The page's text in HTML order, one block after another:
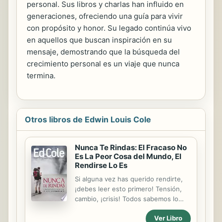
personal. Sus libros y charlas han influido en
generaciones, ofreciendo una guía para vivir
con propósito y honor. Su legado continúa vivo
en aquellos que buscan inspiración en su
mensaje, demostrando que la búsqueda del
crecimiento personal es un viaje que nunca
termina.
Otros libros de Edwin Louis Cole
Nunca Te Rindas: El Fracaso No
Es La Peor Cosa del Mundo, El
Rendirse Lo Es
Si alguna vez has querido rendirte,
¡debes leer esto primero! Tensión,
cambio, ¡crisis! Todos sabemos lo
que es. Todos hemos sido tentados
de escaparnos, olvidarnos oVer Libro